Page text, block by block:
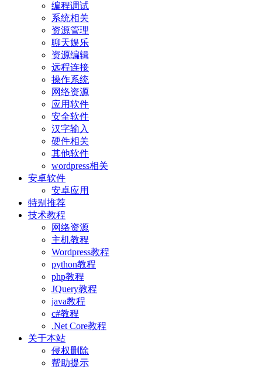
编程调试
系统相关
资源管理
聊天娱乐
资源编辑
远程连接
操作系统
网络资源
应用软件
安全软件
汉字输入
硬件相关
其他软件
wordpress相关
安卓软件
安卓应用
特别推荐
技术教程
网络资源
主机教程
Wordpress教程
python教程
php教程
JQuery教程
java教程
c#教程
.Net Core教程
关于本站
侵权删除
帮助提示